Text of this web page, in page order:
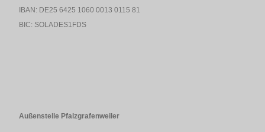
IBAN: DE25 6425 1060 0013 0115 81
BIC: SOLADES1FDS
Außenstelle Pfalzgrafenweiler